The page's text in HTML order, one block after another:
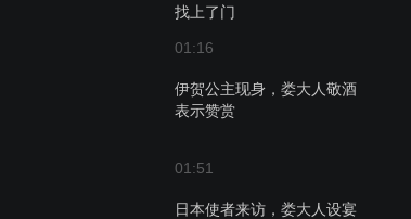
找上了门
01:16
伊贺公主现身，娄大人敬酒
表示赞赏
01:51
日本使者来访，娄大人设宴